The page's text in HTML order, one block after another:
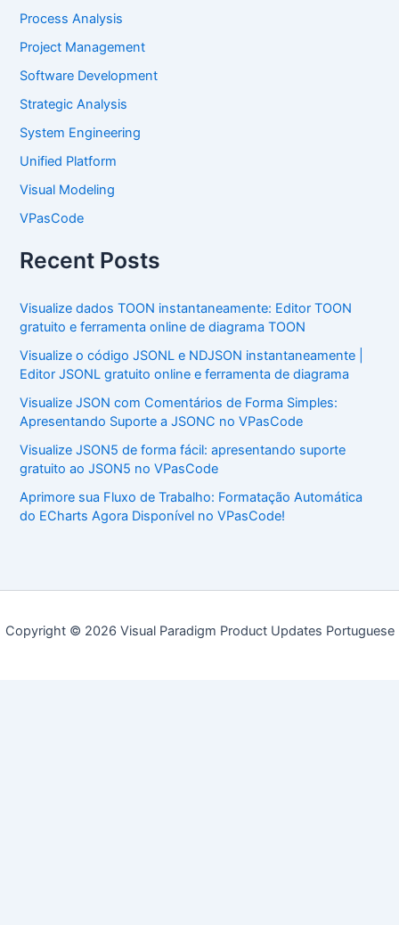
Process Analysis
Project Management
Software Development
Strategic Analysis
System Engineering
Unified Platform
Visual Modeling
VPasCode
Recent Posts
Visualize dados TOON instantaneamente: Editor TOON
gratuito e ferramenta online de diagrama TOON
Visualize o código JSONL e NDJSON instantaneamente |
Editor JSONL gratuito online e ferramenta de diagrama
Visualize JSON com Comentários de Forma Simples:
Apresentando Suporte a JSONC no VPasCode
Visualize JSON5 de forma fácil: apresentando suporte
gratuito ao JSON5 no VPasCode
Aprimore sua Fluxo de Trabalho: Formatação Automática
do ECharts Agora Disponível no VPasCode!
Copyright © 2026 Visual Paradigm Product Updates Portuguese